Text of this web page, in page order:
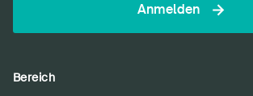
Anmelden
Bereich